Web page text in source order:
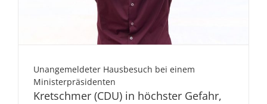
Unangemeldeter Hausbesuch bei einem
Ministerpräsidenten
Kretschmer (CDU) in höchster Gefahr,